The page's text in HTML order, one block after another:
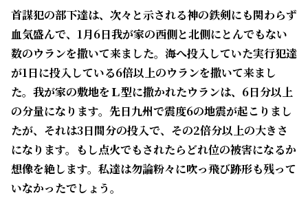
首謀犯の部下達は、次々と示される神の鉄剣にも関わらず
血気盛んで、1月6日我が家の西側と北側にとんでもない
数のウランを撒いて来ました。海へ投入していた実行犯達
が1日に投入している6倍以上のウランを撒いて来まし
た。我が家の敷地をＬ型に撒かれたウランは、6日分以上
の分量になります。先日九州で震度6の地震が起こりまし
たが、それは3日間分の投入で、その2倍分以上の大きさ
になります。もし点火でもされたらどれ位の被害になるか
想像を絶します。私達は勿論粉々に吹っ飛び跡形も残って
いなかったでしょう。